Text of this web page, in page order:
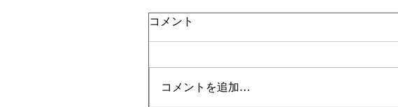
コメント
コメントを追加…